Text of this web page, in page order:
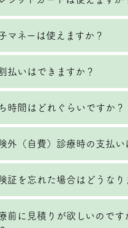
マネーは使えますか？
払いはできますか？
時間はどれぐらいですか？
外（自費）診療時の支払
証を忘れた場合はどうなり
前に見積りが欲しいのです